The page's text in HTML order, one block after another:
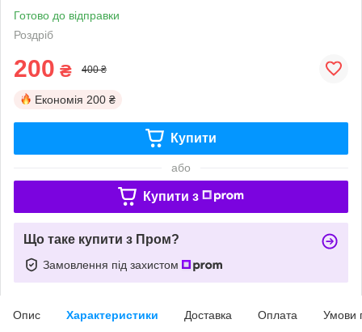
Готово до відправки
Роздріб
200 ₴ 400 ₴
Економія 200 ₴
Купити
або
Купити з
Що таке купити з Пром?
Замовлення під захистом
Опис Характеристики Доставка Оплата Умови